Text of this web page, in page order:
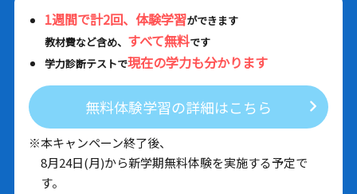
1週間で計2回、体験学習ができます
教材費など含め、 すべて無料です
学力診断テストで現在の学力も分かります
無料体験学習の詳細はこちら
※本キャンペーン終了後、
8月24日(月)から新学期無料体験を実施する予定で
す。